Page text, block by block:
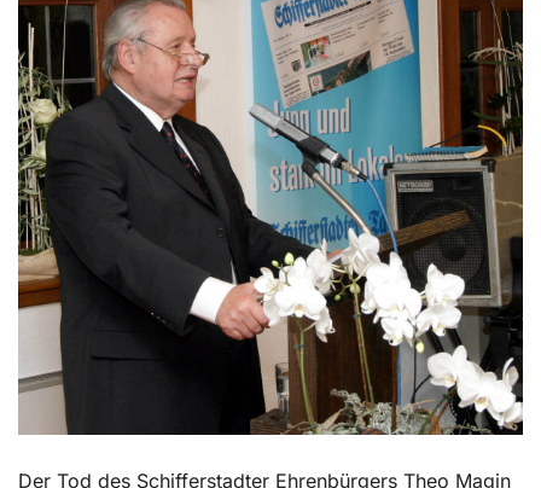
Der Tod des Schifferstadter Ehrenbürgers Theo Magin